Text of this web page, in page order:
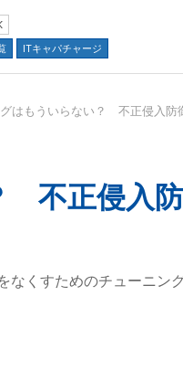
ITキャパチャージ
不正侵入
くすためのチューニン